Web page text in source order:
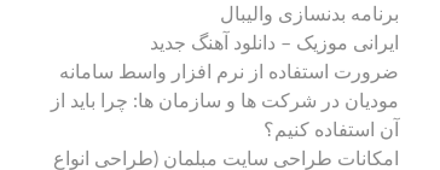
برنامه بدنسازی والیبال
ایرانی موزیک – دانلود آهنگ جدید
ضرورت استفاده از نرم افزار واسط سامانه
مودیان در شرکت ها و سازمان ها: چرا باید از
آن استفاده کنیم؟
امکانات طراحی سایت مبلمان (طراحی انواع